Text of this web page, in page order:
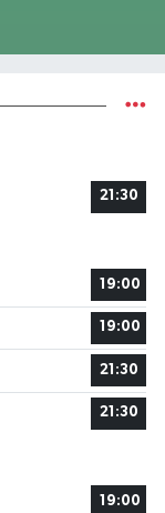
21:30
19:00
19:00
21:30
21:30
19:00